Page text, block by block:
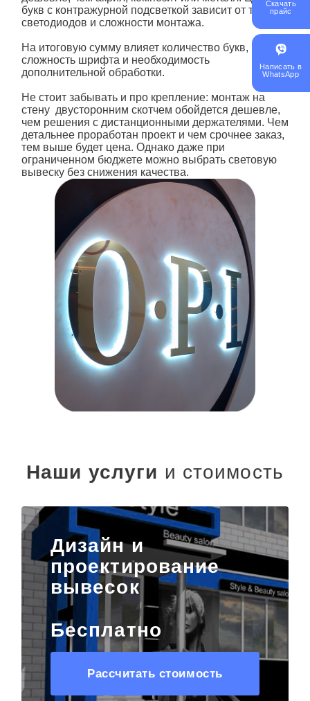
букв с контражурной подсветкой зависит от типа
светодиодов и сложности монтажа.
На итоговую сумму влияет количество букв,
сложность шрифта и необходимость
дополнительной обработки.
Не стоит забывать и про крепление: монтаж на
стену двусторонним скотчем обойдется дешевле,
чем решения с дистанционными держателями. Чем
детальнее проработан проект и чем срочнее заказ,
тем выше будет цена. Однако даже при
ограниченном бюджете можно выбрать световую
вывеску без снижения качества.
Наши услуги и стоимость
Дизайн и
проектирование
вывесок
Бесплатно
Рассчитать стоимость
Скачать
прайс
Написать в
WhatsApp